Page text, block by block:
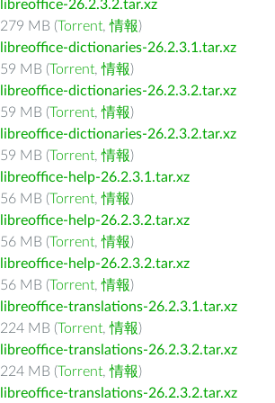
libreoffice-26.2.3.2.tar.xz
279 MB (Torrent,情報)
libreoffice-dictionaries-26.2.3.1.tar.xz
59 MB (Torrent,情報)
libreoffice-dictionaries-26.2.3.2.tar.xz
59 MB (Torrent,情報)
libreoffice-dictionaries-26.2.3.2.tar.xz
59 MB (Torrent,情報)
libreoffice-help-26.2.3.1.tar.xz
56 MB (Torrent,情報)
libreoffice-help-26.2.3.2.tar.xz
56 MB (Torrent,情報)
libreoffice-help-26.2.3.2.tar.xz
56 MB (Torrent,情報)
libreoffice-translations-26.2.3.1.tar.xz
224 MB (Torrent,情報)
libreoffice-translations-26.2.3.2.tar.xz
224 MB (Torrent,情報)
libreoffice-translations-26.2.3.2.tar.xz